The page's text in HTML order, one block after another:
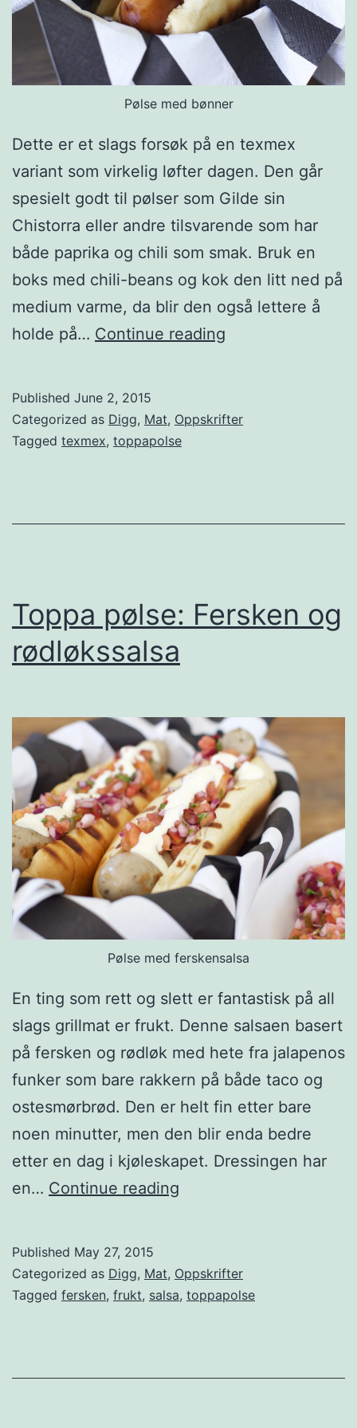
n
k
e
l
Pølse med bønner
Dette er et slags forsøk på en texmex
variant som virkelig løfter dagen. Den går
spesielt godt til pølser som Gilde sin
Chistorra eller andre tilsvarende som har
både paprika og chili som smak. Bruk en
boks med chili-beans og kok den litt ned på
medium varme, da blir den også lettere å
holde på… Continue reading
p
l
:
C
s
t
o
r
r
a
m
e
c
i
l
i
b
ø
n
n
c
Published June 2, 2015
Categorized as Digg, Mat, Oppskrifter
Tagged texmex, toppapolse
Toppa pølse: Fersken og
rødløkssalsa
Pølse med ferskensalsa
En ting som rett og slett er fantastisk på all
slags grillmat er frukt. Denne salsaen basert
på fersken og rødløk med hete fra jalapenos
funker som bare rakkern på både taco og
ostesmørbrød. Den er helt fin etter bare
noen minutter, men den blir enda bedre
etter en dag i kjøleskapet. Dressingen har
en… Continue reading
p
a
l
Published May 27, 2015
Categorized as Digg, Mat, Oppskrifter
Tagged fersken, frukt, salsa, toppapolse